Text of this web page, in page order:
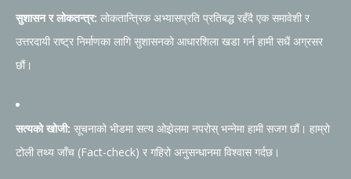
सुशासन र लोकतन्त्र: लोकतान्त्रिक अभ्यासप्रति प्रतिबद्ध रहँदै एक समावेशी र
उत्तरदायी राष्ट्र निर्माणका लागि सुशासनको आधारशिला खडा गर्न हामी सधैं अग्रसर
छौं।
सत्यको खोजी: सूचनाको भीडमा सत्य ओझेलमा नपरोस् भन्नेमा हामी सजग छौं। हाम्रो
टोली तथ्य जाँच (Fact-check) र गहिरो अनुसन्धानमा विश्वास गर्दछ।